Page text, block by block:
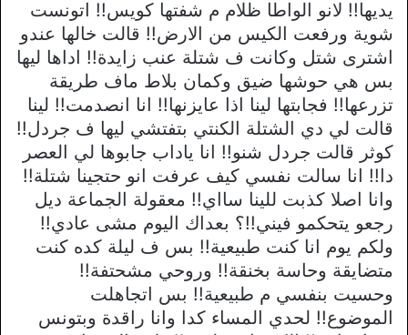
يديها!! لانو الواطا ظلام م شفتها كويس!! اتونست
شوية ورفعت الكيس من الارض!! قالت خالها عندو
اشترى شتل وكانت ف شتلة عنب زايدة!! اداها ليها
بس هي حوشها ضيق وكمان بلاط ماف طريقة
تزرعها!! فجابتها لينا اذا عايزنها!! انا انصدمت!! لينا
قالت لي دي الشتلة الكنتي بتفتشي ليها ف جردل!!
كوثر قالت جردل شنو!! انا ياداب جابوها لي العصر
دا!! انا سالت نفسي كيف عرفت انو حتجينا شتلة!!
وانا اصلا كذبت للينا سااي!! معقولة الجماعة ديل
رجعو يتحكمو فيني!!؟ بعداك اليوم مشى عادي!!
ولكم يوم انا كنت طبيعية!! بس ف ليلة كده كنت
متضايقة وحاسة بخنقة!! وروحي مشحتفة!!
وحسيت بنفسي م طبيعية!! بس اتجاهلت
الموضوع!! لحدي المساء كدا وانا راقدة وبتونس